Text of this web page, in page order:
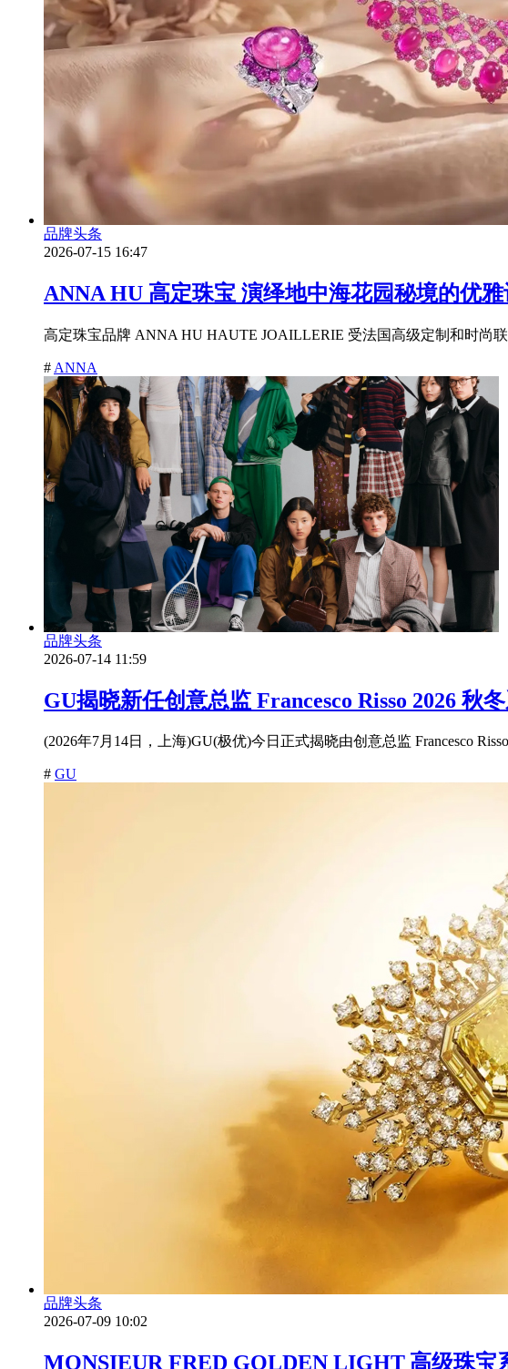
品牌头条
2026-07-15 16:47
ANNA HU 高定珠宝 演绎地中海花园秘境的优
高定珠宝品牌 ANNA HU HAUTE JOAILLERIE 受法国高级定制和时尚联
# ANNA
品牌头条
2026-07-14 11:59
GU揭晓新任创意总监 Francesco Risso 2026 秋
(2026年7月14日，上海)GU(极优)今日正式揭晓由创意总监 Francesco
# GU
品牌头条
2026-07-09 10:02
MONSIEUR FRED GOLDEN LIGHT 高级珠宝